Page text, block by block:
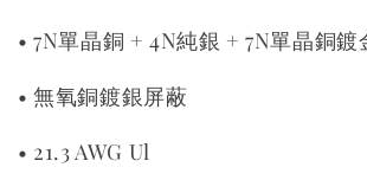
• 7N單晶銅 + 4N純銀 + 7N單晶銅鍍
• 無氧銅鍍銀屏蔽
• 21.3 AWG Ul